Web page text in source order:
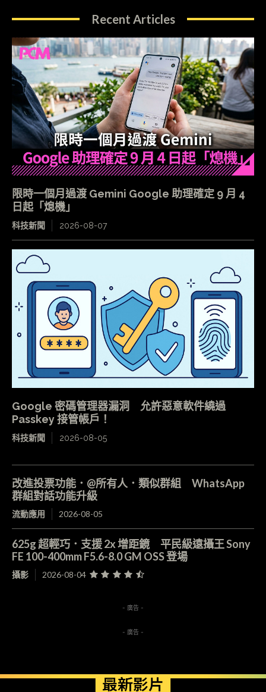
Recent Articles
限時一個月過渡 Gemini Google 助理確定 9 月 4
日起「熄機」
科技新聞 2026-08-07
Google 密碼管理器漏洞 允許惡意軟件繞過
Passkey 接管帳戶！
科技新聞 2026-08-05
改進投票功能．@所有人．類似群組 WhatsApp
群組對話功能升級
流動應用 2026-08-05
625g 超輕巧．支援 2x 增距鏡 平民級遠攝王 Sony
FE 100-400mm F5.6-8.0 GM OSS 登場
攝影 2026-08-04
- 廣告 -
- 廣告 -
最新影片